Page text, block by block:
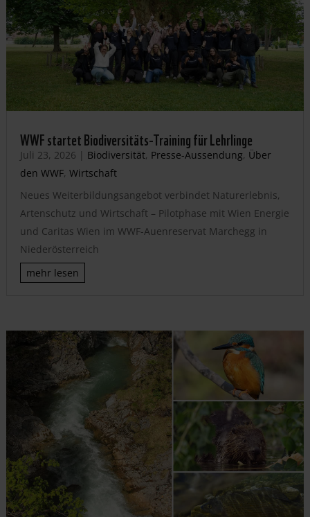
WWF startet Biodiversitäts-Training für Lehrlinge
Juli 23, 2026 | Biodiversität, Presse-Aussendung, Über
den WWF, Wirtschaft
Neues Weiterbildungsangebot verbindet Naturerlebnis,
Artenschutz und Wirtschaft – Pilotphase mit Wien Energie
und Caritas Wien im WWF-Auenreservat Marchegg in
Niederösterreich
mehr lesen